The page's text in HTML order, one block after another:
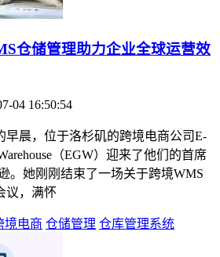
仓储管理助力企业全球运营效
04 16:50:54
早晨，位于洛杉矶的跨境电商公司E-
（EGW）迎来了他们的首席
。她刚刚结束了一场关于跨境WMS
议，满怀
境电商 仓储管理 仓库管理系统